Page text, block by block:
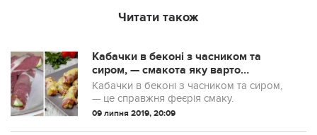
Читати також
Кабачки в беконі з часником та
сиром, — смакота яку варто
спробувати.
Кабачки в беконі з часником та сиром,
— це справжня феєрія смаку.
09 липня 2019, 20:09